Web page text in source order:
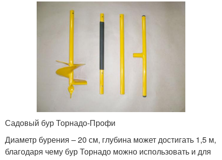
Садовый бур Торнадо-Профи
Диаметр бурения – 20 см, глубина может достигать 1,5 м,
благодаря чему бур Торнадо можно использовать и для